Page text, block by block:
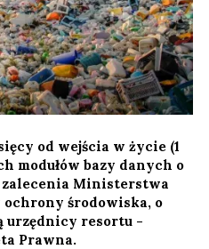
od wejścia w życie (1
modułów bazy danych o
zalecenia Ministerstwa
środowiska, o
urzędnicy resortu -
Prawna.